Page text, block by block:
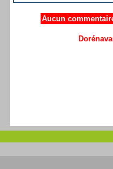
Aucun